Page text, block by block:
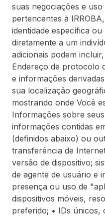
suas negociações e
pertencentes à
identidade específica
diretamente a um
adicionais podem
Endereço de protocolo
e informações
sua localização
mostrando onde Você
Informações sobre
informações contidas
(definidos abaixo) ou
transferência de
versão de dispositivo;
de agente de usuário e
presença ou uso de
dispositivos móveis,
preferido; • IDs únicos,